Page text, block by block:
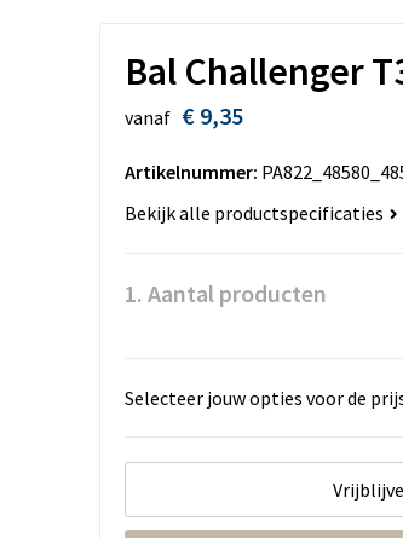
Bal Challenger
vanaf € 9,35
Artikelnummer:
Bekijk alle productspecificaties
1. Aantal producten
Selecteer jouw opties voor de